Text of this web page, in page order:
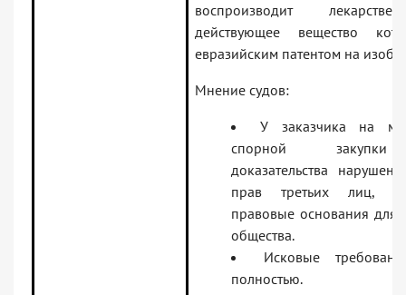
воспроизводит
действующее вещество
евразийским патентом на
Мнение судов:
У заказчика на
спорной закупки
доказательства
прав третьих лиц, и,
правовые основания для
общества.
Исковые
полностью.